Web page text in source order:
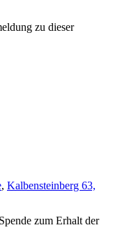
zu dieser
, Kalbensteinberg 63,
zum Erhalt der